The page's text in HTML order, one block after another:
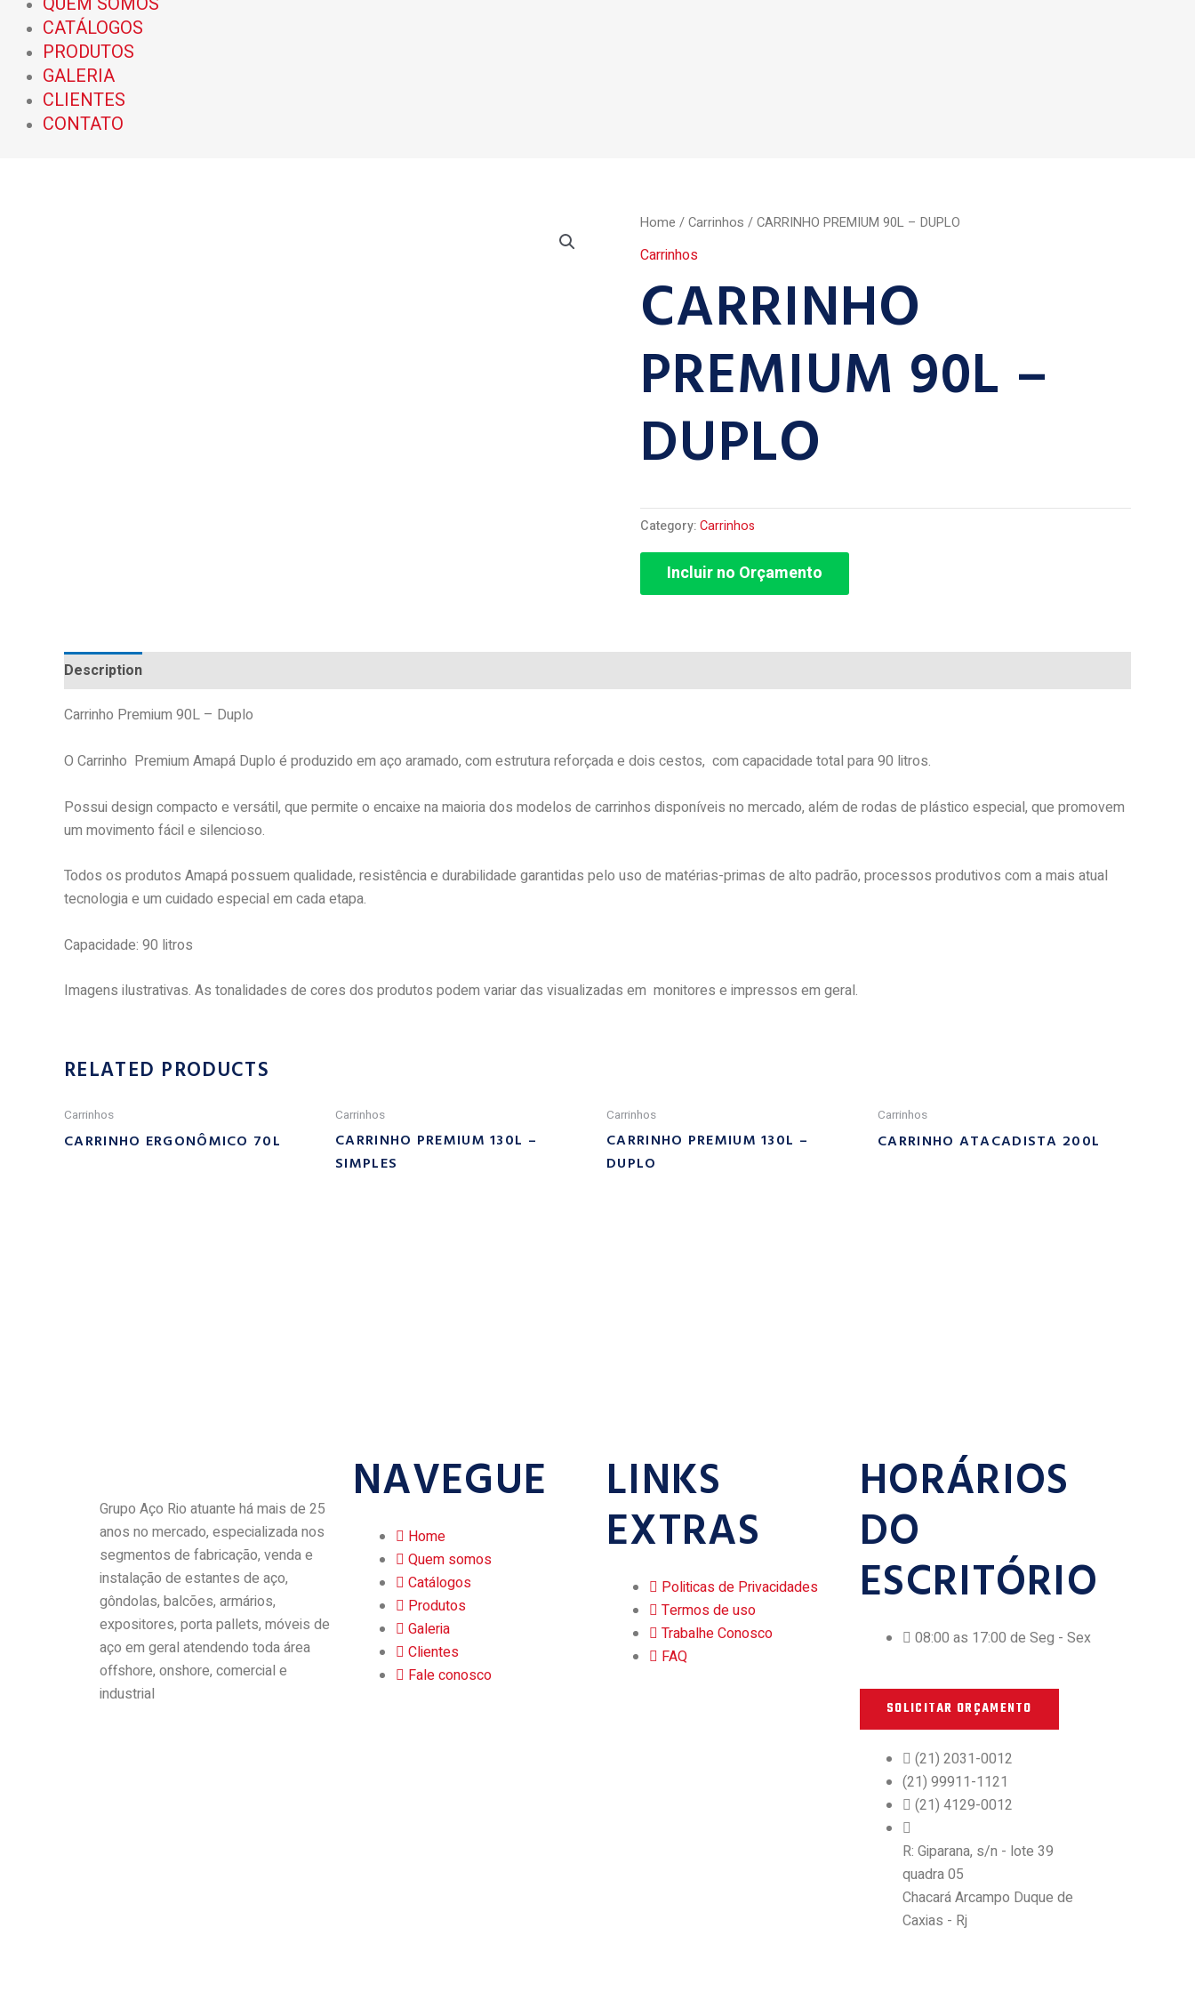
CATÁLOGOS
PRODUTOS
GALERIA
CLIENTES
CONTATO
Home /Carrinhos / CARRINHO PREMIUM 90L – DUPLO
Carrinhos
CARRINHO
PREMIUM 90L –
DUPLO
Category:Carrinhos
Incluir no Orçamento
Description
Carrinho Premium 90L – Duplo
O Carrinho Premium Amapá Duplo é produzido em aço aramado, com estrutura reforçada e dois cestos, com capacidade total para 90 litros.
Possui design compacto e versátil, que permite o encaixe na maioria dos modelos de carrinhos disponíveis no mercado, além de rodas de plástico especial, que promovem
um movimento fácil e silencioso.
Todos os produtos Amapá possuem qualidade, resistência e durabilidade garantidas pelo uso de matérias-primas de alto padrão, processos produtivos com a mais atual
tecnologia e um cuidado especial em cada etapa.
Capacidade: 90 litros
Imagens ilustrativas. As tonalidades de cores dos produtos podem variar das visualizadas em monitores e impressos em geral.
RELATED PRODUCTS
Carrinhos
CARRINHO ERGONÔMICO 70L
Carrinhos
CARRINHO PREMIUM 130L –
SIMPLES
Carrinhos
CARRINHO PREMIUM 130L –
DUPLO
Carrinhos
CARRINHO ATACADISTA 200L
Grupo Aço Rio atuante há mais de 25
anos no mercado, especializada nos
segmentos de fabricação, venda e
instalação de estantes de aço,
gôndolas, balcões, armários,
expositores, porta pallets, móveis de
aço em geral atendendo toda área
offshore, onshore, comercial e
industrial
NAVEGUE
Home
Quem somos
Catálogos
Produtos
Galeria
Clientes
Fale conosco
LINKS
EXTRAS
Politicas de Privacidades
Termos de uso
Trabalhe Conosco
FAQ
HORÁRIOS
DO
ESCRITÓRIO
08:00 as 17:00 de Seg - Sex
SOLICITAR ORÇAMENTO
(21) 2031-0012
(21) 99911-1121
(21) 4129-0012
R: Giparana, s/n - lote 39
quadra 05
Chacará Arcampo Duque de
Caxias - Rj